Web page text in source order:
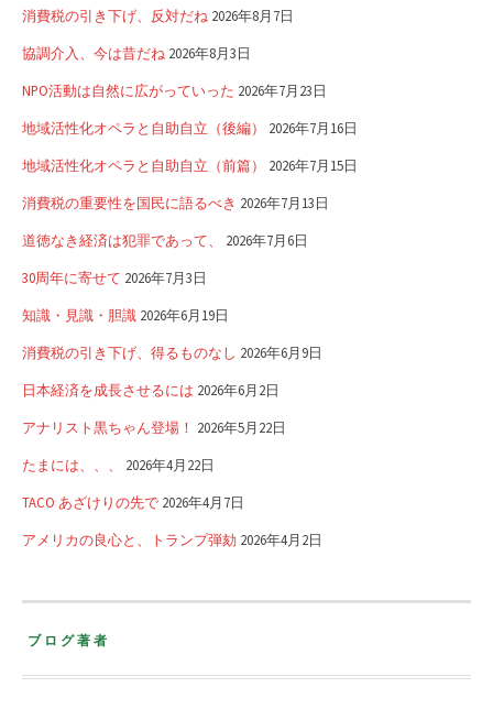
消費税の引き下げ、反対だね 2026年8月7日
協調介入、今は昔だね 2026年8月3日
NPO活動は自然に広がっていった 2026年7月23日
地域活性化オペラと自助自立（後編） 2026年7月16日
地域活性化オペラと自助自立（前篇） 2026年7月15日
消費税の重要性を国民に語るべき 2026年7月13日
道徳なき経済は犯罪であって、 2026年7月6日
30周年に寄せて 2026年7月3日
知識・見識・胆識 2026年6月19日
消費税の引き下げ、得るものなし 2026年6月9日
日本経済を成長させるには 2026年6月2日
アナリスト黒ちゃん登場！ 2026年5月22日
たまには、、、 2026年4月22日
TACO あざけりの先で 2026年4月7日
アメリカの良心と、トランプ弾劾 2026年4月2日
ブログ著者